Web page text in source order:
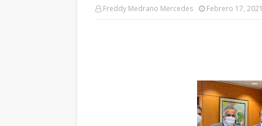
Freddy Medrano Mercedes Febrero 17, 2021